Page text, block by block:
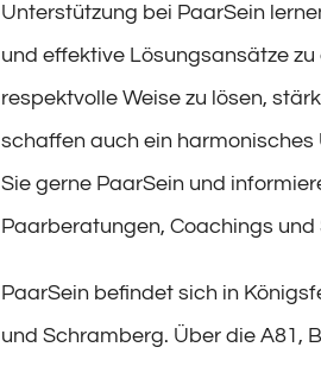
Unterstützung bei PaarSein
und effektive Lösungsansätze
respektvolle Weise zu lösen,
schaffen auch ein
Sie gerne PaarSein und
Paarberatungen, Coachings und
PaarSein befindet sich in
und Schramberg. Über die A81,